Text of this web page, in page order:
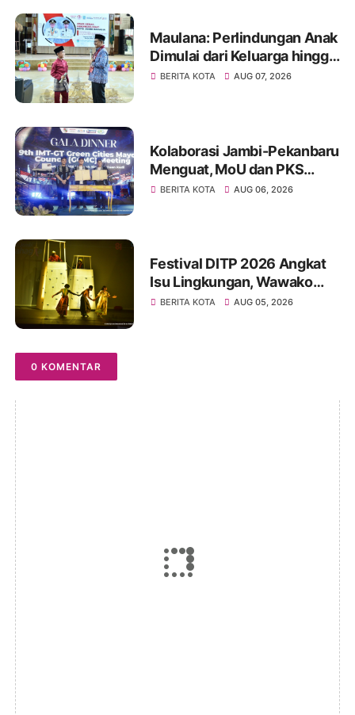
Maulana: Perlindungan Anak
Dimulai dari Keluarga hingga
Ruang Publik yang Ramah
BERITA KOTA AUG 07, 2026
Kolaborasi Jambi-Pekanbaru
Menguat, MoU dan PKS
Ditandatangani pada Gala
BERITA KOTA AUG 06, 2026
Festival DITP 2026 Angkat
Isu Lingkungan, Wawako
Diza Apresiasi Karya
BERITA KOTA AUG 05, 2026
0 KOMENTAR